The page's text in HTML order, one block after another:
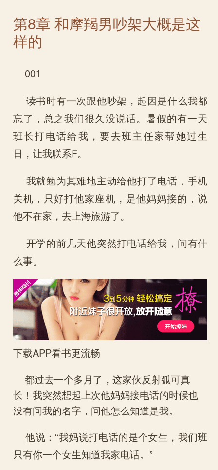
第8章 和摩羯男吵架大概是这
样的
001
读书时有一次跟他吵架，起因是什么我都
忘了，总之我们很久没说话。暑假的有一天
班长打电话给我，要去班主任家帮她过生
日，让我联系F。
我就勉为其难地主动给他打了电话，手机
关机，只好打他家座机，是他妈妈接的，说
他不在家，去上海旅游了。
开学的前几天他突然打电话给我，问有什
么事。
下载APP看书更流畅
都过去一个多月了，这家伙反射弧可真
长！我突然想起上次他妈妈接电话的时候也
没有问我的名字，问他怎么知道是我。
他说：“我妈说打电话的是个女生，我们班
只有你一个女生知道我家电话。”